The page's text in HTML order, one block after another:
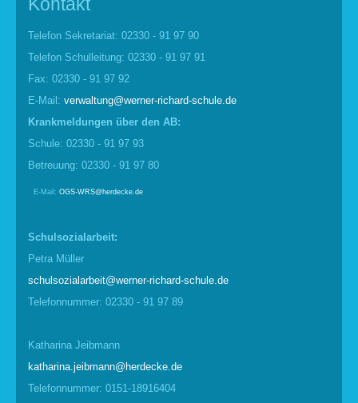
Kontakt
Telefon Sekretariat: 02330 - 91 97 90
Telefon Schulleitung: 02330 - 91 97 91
Fax: 02330 - 91 97 92
E-Mail: verwaltung@werner-richard-schule.de
Krankmel d ungen über den AB:
Schule: 02330 - 91 97 93
Betreuung: 02330 - 91 97 80
E-Mail: OGS-WRS@herdecke.de
Schulsozialarbeit:
Petra Müller
schulsozialarbeit@werner-richard-schule.de
Telefonnummer: 02330 - 91 97 89
Katharina Jeibmann
katharina.jeibmann@herdecke.de
Telefonnummer: 0151-18916404